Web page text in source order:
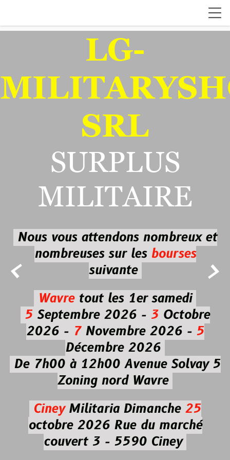
 
LG-
SRL
SURPLUS
MILITAIRE
Nous vous attendons nombreux et
nombreuses sur les bourses
suivante
Wavretout les 1er samedi
5Septembre 2026 - 3Octobre
2026 -7Novembre 2026 - 5
Décembre 2026
De 7h00 à 12h00 Avenue Solvay 5
Zoning nord Wavre
CineyMilitaria Dimanche 25
octobre 2026Rue du marché
couvert 3 - 5590 Ciney